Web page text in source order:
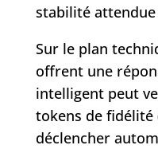
stabilité
Sur le plan
offrent une
intelligent peut
tokens de fidélité
déclencher